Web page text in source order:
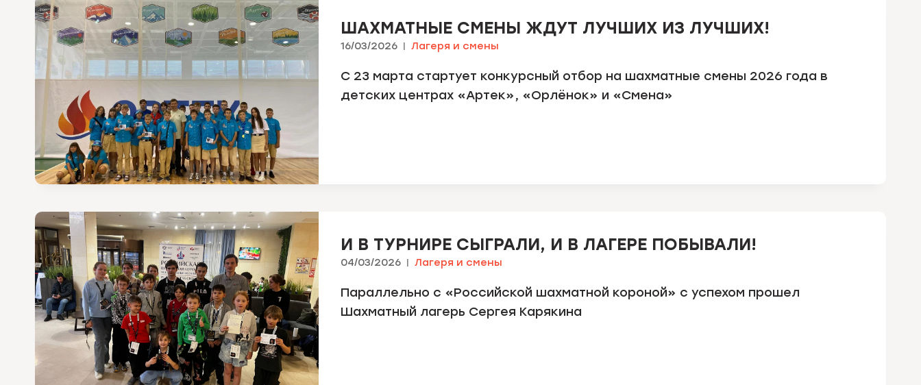
ШАХМАТНЫЕ СМЕНЫ ЖДУТ ЛУЧШИХ ИЗ ЛУЧШИХ!
16/03/2026 Лагеря и смены
С 23 марта стартует конкурсный отбор на шахматные смены 2026 года в
детских центрах «Артек», «Орлёнок» и «Смена»
И В ТУРНИРЕ СЫГРАЛИ, И В ЛАГЕРЕ ПОБЫВАЛИ!
04/03/2026 Лагеря и смены
Параллельно с «Российской шахматной короной» с успехом прошел
Шахматный лагерь Сергея Карякина